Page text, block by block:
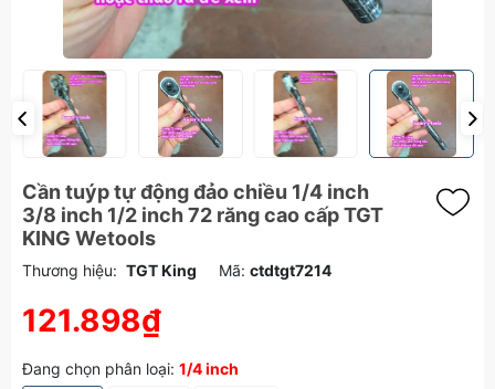
Cần tuýp tự động đảo chiều 1/4 inch
3/8 inch 1/2 inch 72 răng cao cấp TGT
KING Wetools
Thương hiệu: TGT King Mã: ctdtgt7214
121.898₫
Đang chọn phân loại: 1/4 inch